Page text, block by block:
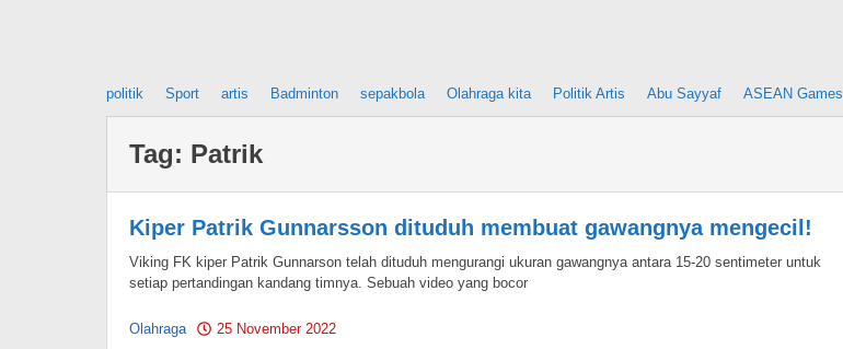
politik Sport artis Badminton sepakbola Olahraga kita Politik Artis Abu Sayyaf ASEAN Games
Tag: Patrik
Kiper Patrik Gunnarsson dituduh membuat gawangnya mengecil!
Viking FK kiper Patrik Gunnarson telah dituduh mengurangi ukuran gawangnya antara 15-20 sentimeter untuk
setiap pertandingan kandang timnya. Sebuah video yang bocor
Olahraga 25 November 2022